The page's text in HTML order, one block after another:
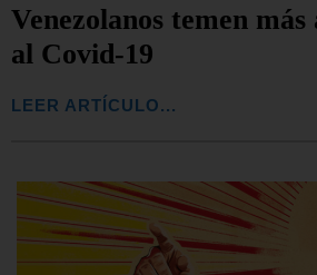
Venezolanos temen
al Covid-19
LEER ARTÍCULO...